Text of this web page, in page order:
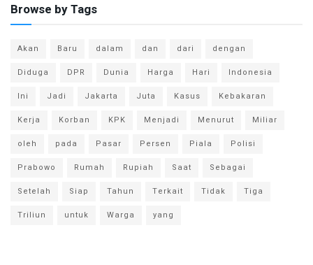
Browse by Tags
Akan Baru dalam dan dari
dengan
Diduga
DPR Dunia Harga Hari
Indonesia
Ini
Jadi Jakarta Juta Kasus
Kebakaran
Kerja
Korban KPK Menjadi Menurut
Miliar
oleh
pada Pasar Persen Piala
Polisi
Prabowo
Rumah Rupiah Saat
Sebagai
Setelah
Siap Tahun Terkait Tidak
Tiga
Triliun
untuk Warga yang